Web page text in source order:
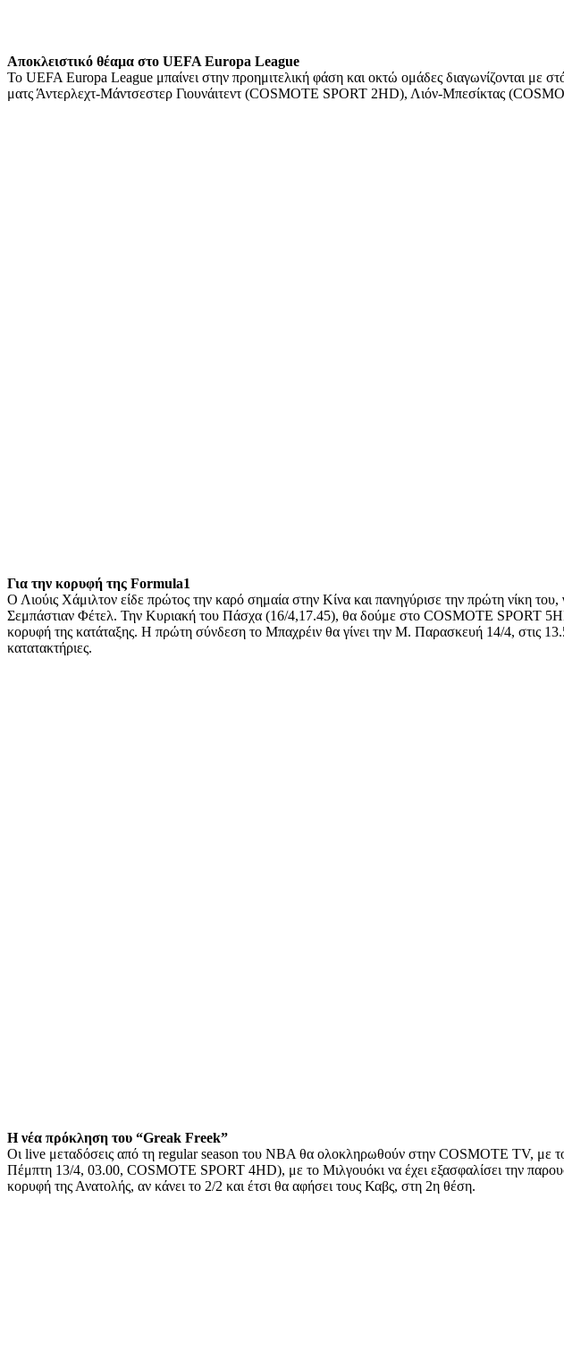
Αποκλειστικό θέαμα στo UEFA Europa League
To UEFA Europa League μπαίνει στην προημιτελική φάση και οκτώ ομάδες διαγωνίζονται
ματς Άντερλεχτ-Μάντσεστερ Γιουνάιτεντ (COSMOTE SPORT 2HD), Λιόν-Μπεσίκτας
Για την κορυφή της Formula1
Ο Λιούις Χάμιλτον είδε πρώτος την καρό σημαία στην Κίνα και πανηγύρισε την πρώτη νίκη
Σεμπάστιαν Φέτελ. Την Κυριακή του Πάσχα (16/4,17.45), θα δούμε στο COSMOTE SPORT
κορυφή της κατάταξης. Η πρώτη σύνδεση το Μπαχρέιν θα γίνει την Μ. Παρασκευή 14/4, στις
κατατακτήριες.
Η νέα πρόκληση του “Greak Freek”
Οι live μεταδόσεις από τη regular season του ΝΒΑ θα ολοκληρωθούν στην COSMOTE TV, με
Πέμπτη 13/4, 03.00, COSMOTE SPORT 4HD), με το Μιλγουόκι να έχει εξασφαλίσει την
κορυφή της Ανατολής, αν κάνει το 2/2 και έτσι θα αφήσει τους Καβς, στη 2η θέση.